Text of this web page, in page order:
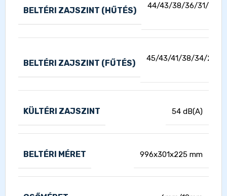
BELTÉRI ZAJSZINT (HŰTÉS)
44/43/38/36/31/24/
BELTÉRI ZAJSZINT (FŰTÉS)
45/43/41/38/34/26/
KÜLTÉRI ZAJSZINT 54 dB(A)
BELTÉRI MÉRET 996x301x225 mm